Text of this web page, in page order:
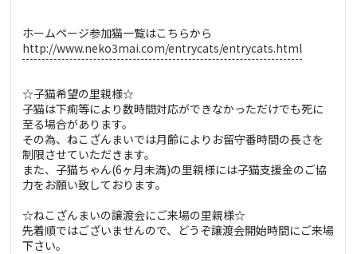
ホームページ参加猫一覧はこちらから
http://www.neko3mai.com/entrycats/entrycats.html
☆子猫希望の里親様☆
子猫は下痢等により数時間対応ができなかっただけでも死に
至る場合があります。
その為、ねこざんまいでは月齢によりお留守番時間の長さを
制限させていただきます。
また、子猫ちゃん(6ヶ月未満)の里親様には子猫支援金のご協
力をお願い致しております。
☆ねこざんまいの譲渡会にご来場の里親様☆
先着順ではございませんので、どうぞ譲渡会開始時間にご来場
下さい。